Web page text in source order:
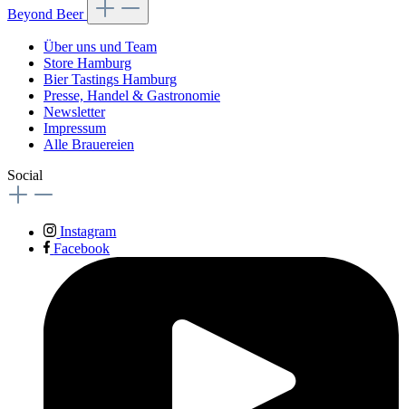
Beyond Beer
Über uns und Team
Store Hamburg
Bier Tastings Hamburg
Presse, Handel & Gastronomie
Newsletter
Impressum
Alle Brauereien
Social
Instagram
Facebook